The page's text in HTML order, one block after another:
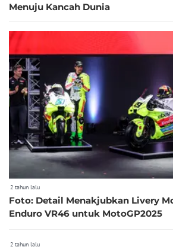
Menuju Kancah Dunia
2 tahun lalu
Foto: Detail Menakjubkan Livery
Enduro VR46 untuk MotoGP2025
2 tahun lalu